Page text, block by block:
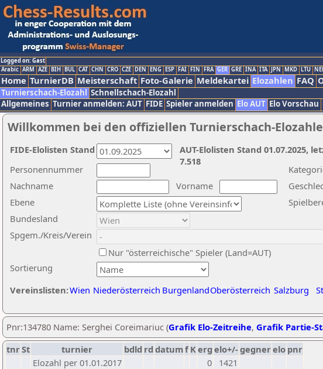
Logged on: Gast
Arabic ARM AZE BIH BUL CAT CHN CRO CZE DEN ENG ESP FAI FIN FRA GER GRE INA ITA JPN MKD LTU
Home TurnierDB Meisterschaft Foto-Galerie Meldekartei Elozahlen FAQ
Turnierschach-Elozahl Schnellschach-Elozahl
Allgemeines Turnier anmelden: AUT FIDE Spieler anmelden Elo AUT Elo Vorschau
Willkommen bei den offiziellen Turnierschach-
Nachname
Vorname
Ebene
Sortierung
Personennummer
Bundesland
Spgem./Kreis/Verein
Nur "österreichische" Spieler (Land=AUT)
Vereinslisten:Wien Niederösterreich BurgenlandOberösterreich Salzburg
AUT-Elolisten Stand 01.07.2025,
7.518
FIDE-Elolisten Stand
Pnr:134780 Name: Serghei Coreimariuc (Grafik Elo-Zeitreihe, Grafik Partie-
tnrSt turnier bdld rd datumf Kerg elo+/-gegnerelo pnr
Elozahl per 01.01.2017
0
1421